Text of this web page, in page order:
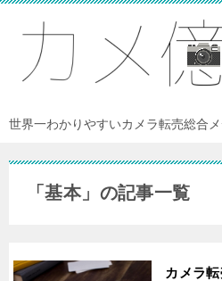
世界一わかりやすいカメラ転売総合
「基本」の記事一覧
カメラ